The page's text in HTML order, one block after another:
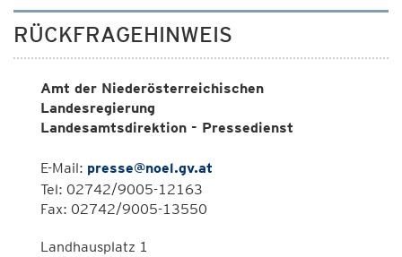
RÜCKFRAGEHINWEIS
Amt der Niederösterreichischen
Landesregierung
Landesamtsdirektion - Pressedienst
E-Mail: presse@noel.gv.at
Tel: 02742/9005-12163
Fax: 02742/9005-13550
Landhausplatz 1